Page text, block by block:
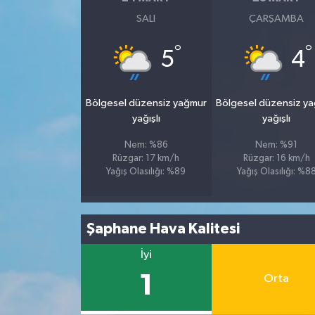
SALI
5°
Bölgesel düzensiz yağmur
yağışlı
Nem: %86
Rüzgar: 17 km/h
Yağış Olasılığı: %89
ÇARŞAMBA
4°
Bölgesel düzensiz
yağışlı
Nem: %91
Rüzgar: 16 km/h
Yağış Olasılığı: %88
Şaphane Hava Kalitesi
İyi
1 Orta
Tüm Haberler
Videolu Haberler
Tüm Haberler